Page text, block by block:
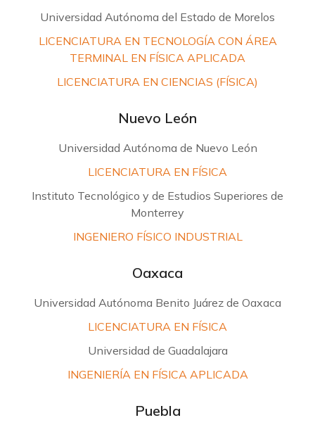
Universidad Autónoma del Estado de Morelos
LICENCIATURA EN TECNOLOGÍA CON ÁREA
TERMINAL EN FÍSICA APLICADA
LICENCIATURA EN CIENCIAS (FÍSICA)
Nuevo León
Universidad Autónoma de Nuevo León
LICENCIATURA EN FÍSICA
Instituto Tecnológico y de Estudios Superiores de
Monterrey
INGENIERO FÍSICO INDUSTRIAL
Oaxaca
Universidad Autónoma Benito Juárez de Oaxaca
LICENCIATURA EN FÍSICA
Universidad de Guadalajara
INGENIERÍA EN FÍSICA APLICADA
Puebla